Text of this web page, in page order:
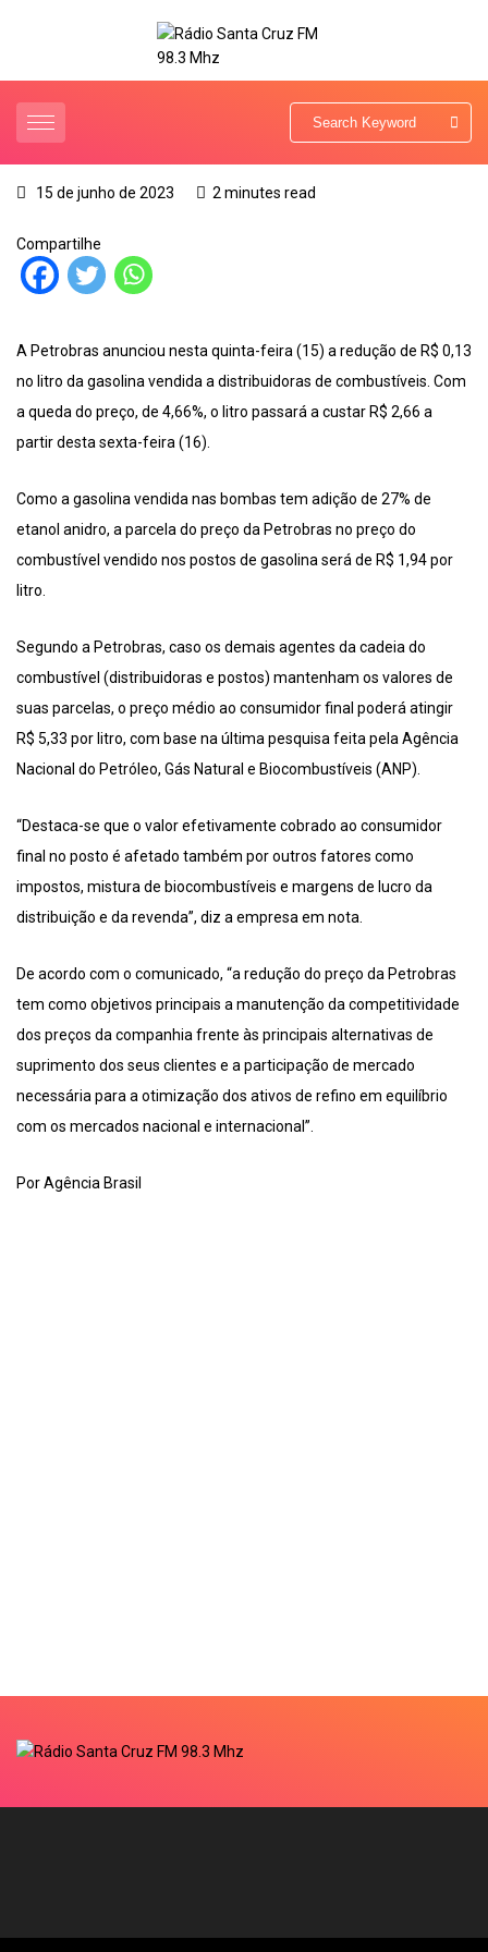
15 de junho de 2023 2 minutes read
Compartilhe
A Petrobras anunciou nesta quinta-feira (15) a redução de R$ 0,13
no litro da gasolina vendida a distribuidoras de combustíveis. Com
a queda do preço, de 4,66%, o litro passará a custar R$ 2,66 a
partir desta sexta-feira (16).
Como a gasolina vendida nas bombas tem adição de 27% de
etanol anidro, a parcela do preço da Petrobras no preço do
combustível vendido nos postos de gasolina será de R$ 1,94 por
litro.
Segundo a Petrobras, caso os demais agentes da cadeia do
combustível (distribuidoras e postos) mantenham os valores de
suas parcelas, o preço médio ao consumidor final poderá atingir
R$ 5,33 por litro, com base na última pesquisa feita pela Agência
Nacional do Petróleo, Gás Natural e Biocombustíveis (ANP).
“Destaca-se que o valor efetivamente cobrado ao consumidor
final no posto é afetado também por outros fatores como
impostos, mistura de biocombustíveis e margens de lucro da
distribuição e da revenda”, diz a empresa em nota.
De acordo com o comunicado, “a redução do preço da Petrobras
tem como objetivos principais a manutenção da competitividade
dos preços da companhia frente às principais alternativas de
suprimento dos seus clientes e a participação de mercado
necessária para a otimização dos ativos de refino em equilíbrio
com os mercados nacional e internacional”.
Por Agência Brasil